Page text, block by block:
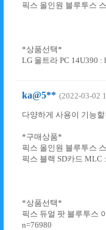
픽스 올인원 블루투스
*상품선택*
LG 울트라 PC 14U390 :
ka@5** (2022-03-02
다양하게 사용이 기능
*구매상품*
픽스 올인원 블루투스
픽스 블랙 SD카드 MLC
*상품선택*
픽스 듀얼 팟 블루투스
n=76980